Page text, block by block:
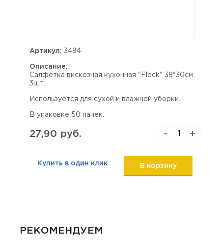
Артикул: 3484
Описание:
Салфетка вискозная кухонная "Flock" 38*30см
3шт.
Используется для сухой и влажной уборки.
В упаковке 50 пачек.
27,90 руб. - +
Купить в один клик В корзину
РЕКОМЕНДУЕМ